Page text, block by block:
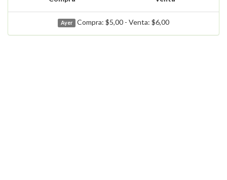
Ayer Compra: $5,00 - Venta: $6,00